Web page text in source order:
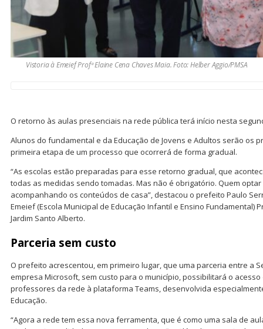
Vistoria à Emeief Profª Elaine Cena Chaves Maia. Foto: Helber Aggio/PMSA
O retorno às aulas presenciais na rede pública terá início nesta
Alunos do fundamental e da Educação de Jovens e Adultos serão os
primeira etapa de um processo que ocorrerá de forma gradual.
“As escolas estão preparadas para esse retorno gradual, que
todas as medidas sendo tomadas. Mas não é obrigatório. Quem
acompanhando os conteúdos de casa”, destacou o prefeito Paulo
Emeief (Escola Municipal de Educação Infantil e Ensino Fundamental)
Jardim Santo Alberto.
Parceria sem custo
O prefeito acrescentou, em primeiro lugar, que uma parceria entre a
empresa Microsoft, sem custo para o município, possibilitará o
professores da rede à plataforma Teams, desenvolvida
Educação.
“Agora a rede tem essa nova ferramenta, que é como uma sala de